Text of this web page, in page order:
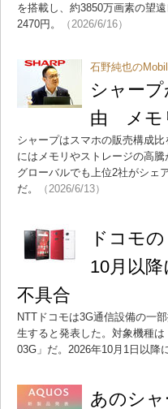
を搭載し、約3850万画素の望
2470円。
（2026/6/16）
石野純也の
シャー
由 メモ
シャープはスマホの販売構成
にはメモリやストレージの高
グローバルでも上位2社がシェ
だ。
（2026/6/13）
ドコモ
10月以
不具合
NTTドコモは3G通信設備の一
生すると発表した。対象機種
03G」だ。2026年10月1日以降
あのシ